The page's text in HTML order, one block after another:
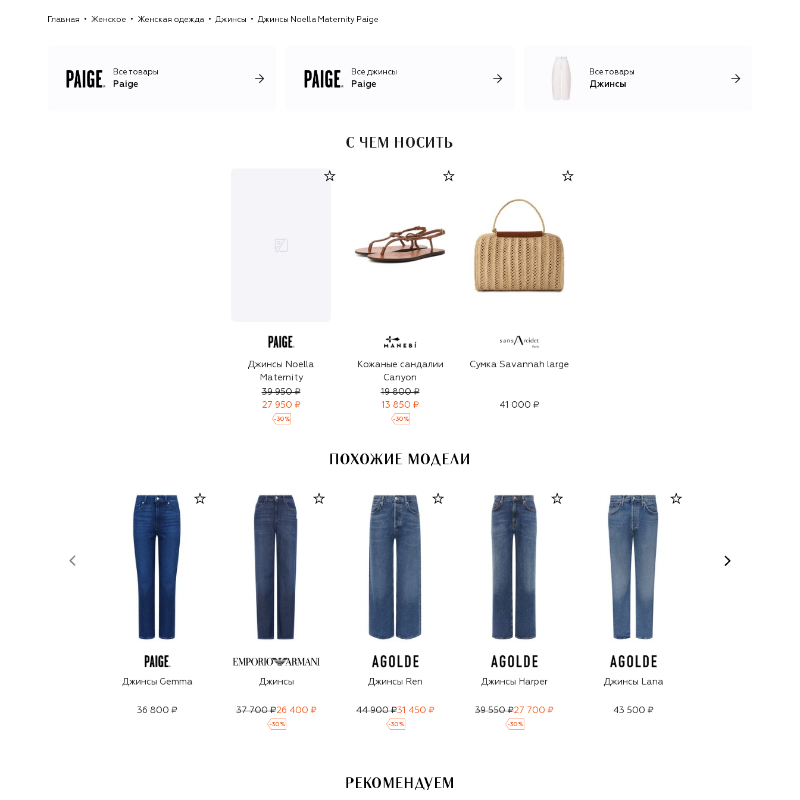
вдохновленную стилем жизни Лос-Анджелеса.
Главная Женское Женская одежда Джинсы Джинсы Noella Maternity Paige
Все товары
Paige
Все джинсы
Paige
Все товары
Джинсы
С ЧЕМ НОСИТЬ
Джинсы Noella
Maternity
39 950 ₽
27 950 ₽
-30 %
Кожаные сандалии
Canyon
19 800 ₽
13 850 ₽
-30 %
Сумка Savannah large
41 000 ₽
ПОХОЖИЕ МОДЕЛИ
Джинсы Gemma
36 800 ₽
Джинсы
37 700 ₽26 400 ₽
-30 %
Джинсы Ren
44 900 ₽31 450 ₽
-30 %
Джинсы Harper
39 550 ₽27 700 ₽
-30 %
Джинсы Lana
43 500 ₽
РЕКОМЕНДУЕМ